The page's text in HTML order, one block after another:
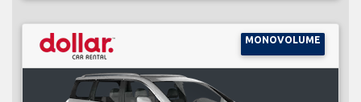
MONOVOLUME